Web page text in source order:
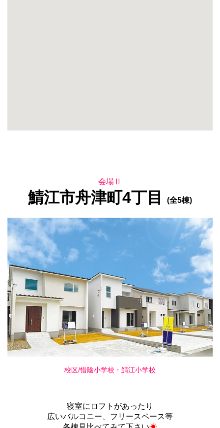
会場Ⅱ
鯖江市舟津町4丁目 (全5棟)
校区/惜陰小学校・鯖江小学校
寝室にロフトがあったり
広いバルコニー、フリースペース等